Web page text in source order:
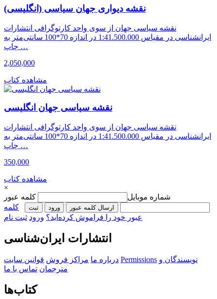
نقشه دیواری جهان سیاسی (انگلیسی)
نقشه سیاسی جهان از سوی واحد کارتوگرافی انتشارات
ایرانشناسی در مقیاس 1:41.500.000 در اندازه 70*100 سانتی‌متر به
چاپ …
2,050,000
مشاهده کتاب
نقشه سیاسی جهان انگلیسی
نقشه سیاسی جهان از سوی واحد کارتوگرافی انتشارات
ایرانشناسی در مقیاس 1:41.500.000 در اندازه 70*100 سانتی‌متر به
چاپ …
350,000
مشاهده کتاب
×
شماره موبایل
کلمه عبور
ارسال کلمه عبور ورود ثبت‌
کلمه
عبور خود را فراموش کرده‌اید؟ ورود ثبت نام
انتشارات ایران‌شناسی
درباره ما مراکز فروش قوانین سایت Permissions نویسندگان و
مترجمان تماس با ما
کتاب‌ها